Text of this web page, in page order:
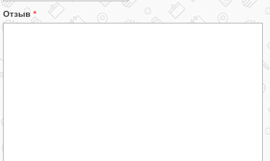
Отзыв *